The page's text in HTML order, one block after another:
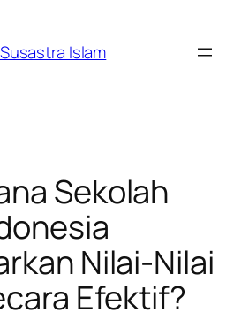
Islam
Sekolah
Nilai-Nilai
Efektif?